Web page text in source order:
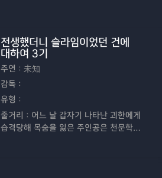
전생했더니 슬라임이었던 건에
대하여 3기
주연： 未知
감독：
유형：
줄거리： 어느 날 갑자기 나타난 괴한에게
습격당해 목숨을 잃은 주인공은 천문학적